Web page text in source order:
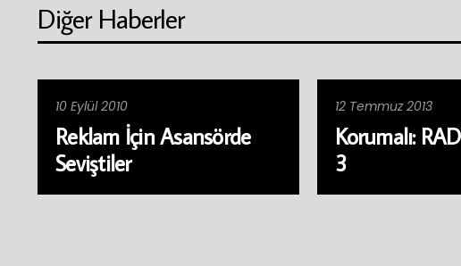
Diğer Haberler
10 Eylül 2010
Reklam İçin Asansörde
Seviştiler
12 Temmuz 2013
Korumalı:
3